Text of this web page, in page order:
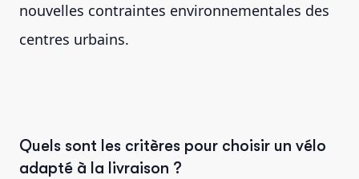
nouvelles contraintes environnementales des
centres urbains.
Quels sont les critères pour choisir un vélo
adapté à la livraison ?